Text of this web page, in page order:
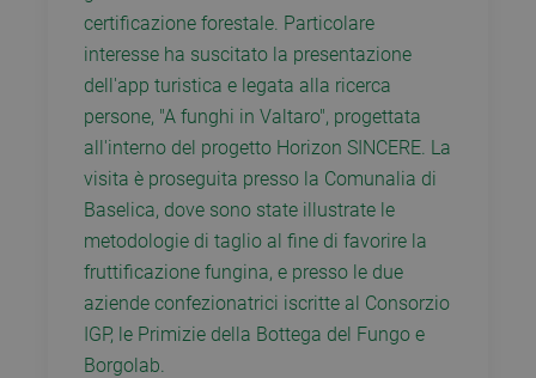
certificazione forestale. Particolare
interesse ha suscitato la presentazione
dell'app turistica e legata alla ricerca
persone, "A funghi in Valtaro", progettata
all'interno del progetto Horizon SINCERE. La
visita è proseguita presso la Comunalia di
Baselica, dove sono state illustrate le
metodologie di taglio al fine di favorire la
fruttificazione fungina, e presso le due
aziende confezionatrici iscritte al Consorzio
IGP, le Primizie della Bottega del Fungo e
Borgolab.